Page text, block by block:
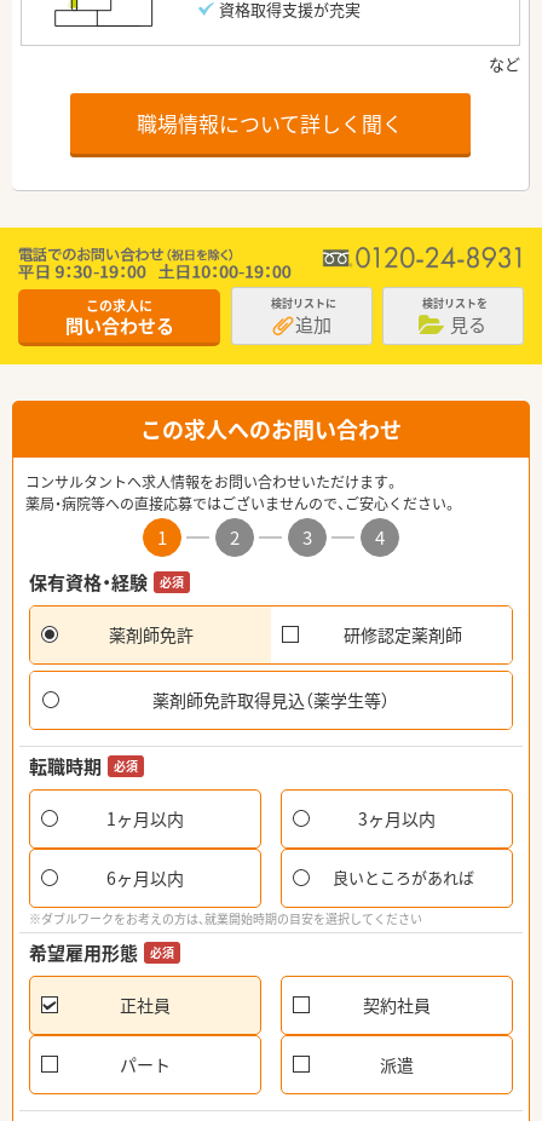
資格取得支援が充実
職場情報について詳しく聞く
この求人に
問い合わせる
検討リストに
追加
検討リストを
見る
この求人へのお問い合わせ
コンサルタントへ求人情報をお問い合わせいただけます。
薬局・病院等への直接応募ではございませんので、ご安心ください。
1 2 3
4
保有資格・経験
必須
薬剤師免許 研修認定薬剤師
薬剤師免許取得見込（薬学生等）
転職時期 必須
1ヶ月以内 3ヶ月以内
6ヶ月以内 良いところがあれば
※ダブルワークをお考えの方は、就業開始時期の目安を選択してください
希望雇用形態 必須
正社員 契約社員
パート 派遣